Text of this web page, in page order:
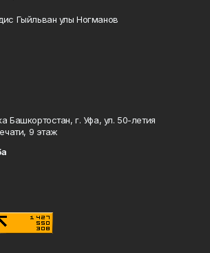
Гыйльван улы Ногманов
Башкортостан, г. Уфа, ул. 50-летия
9 этаж